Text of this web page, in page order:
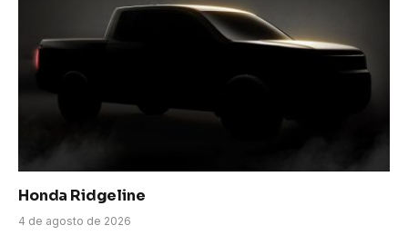
Honda Ridgeline
4 de agosto de 2026